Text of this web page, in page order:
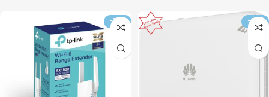
-49%
-20%